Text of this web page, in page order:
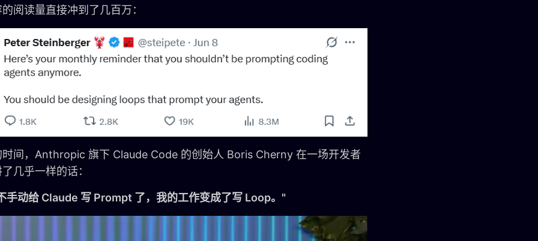
阅读量直接冲到了几百万：
时间，Anthropic 旗下 Claude Code 的创始人 Boris Cherny 在一场开发者
几乎一样的话：
手动给 Claude 写 Prompt 了，我的工作变成了写 Loop。"